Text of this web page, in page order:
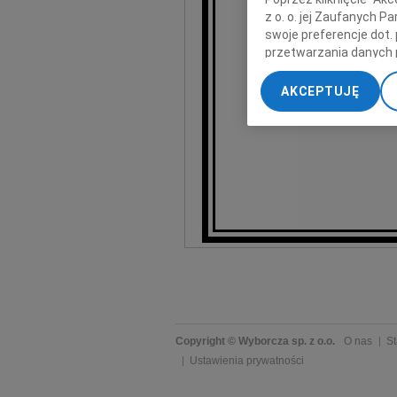
Copyright © Wyborcza sp. z o.o. O nas
Ustawienia prywatności
z o. o. jej Zaufanych
swoje preferencje dot.
przetwarzania danych
„Ustawienia
My, nasi Zaufani
dokładnych danych
Przechowywanie
AKCEPTUJĘ